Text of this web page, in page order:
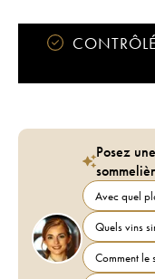
Posez
Avec quel
Quels vins
Comment le